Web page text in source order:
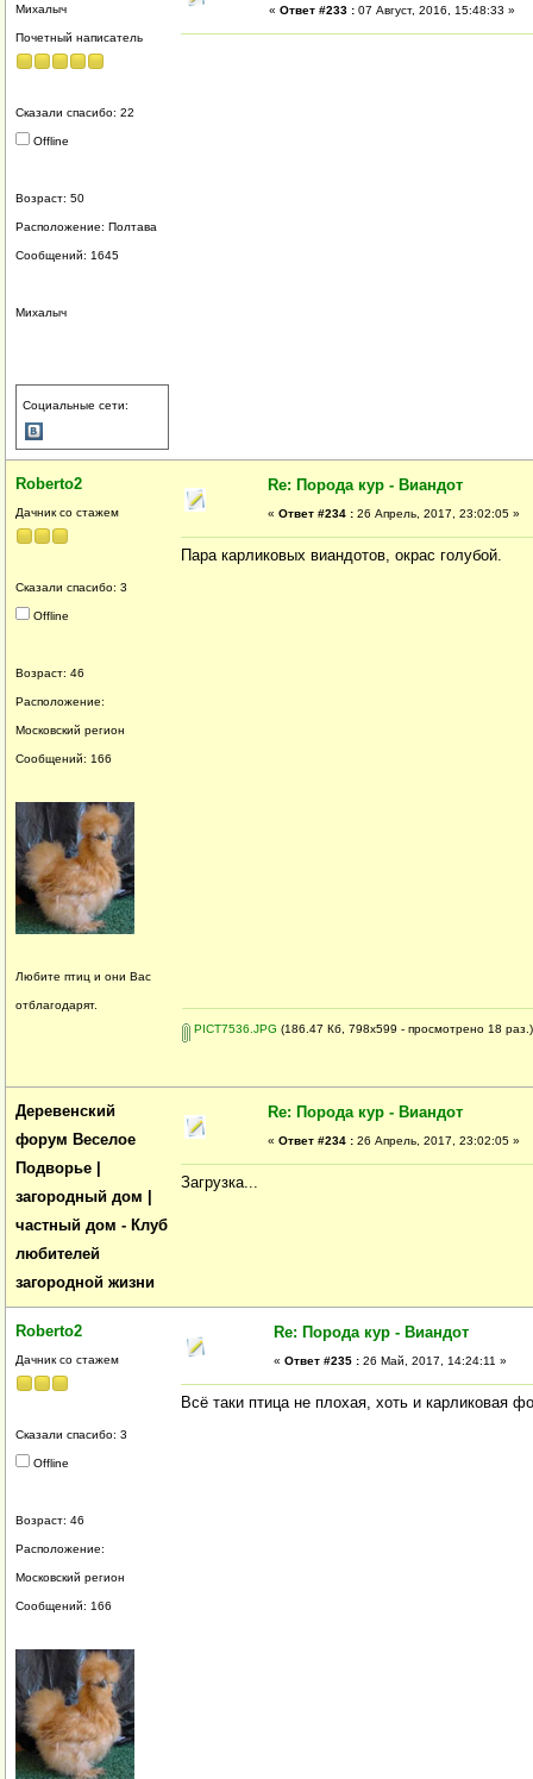
Михалыч
Почетный написатель
Сказали спасибо: 22
Offline
Возраст: 50
Расположение: Полтава
Сообщений: 1645
Михалыч
Социальные сети:
« Ответ #233 : 07 Август, 2016, 15:48:33 »
Roberto2
Дачник со стажем
Сказали спасибо: 3
Offline
Возраст: 46
Расположение:
Московский регион
Сообщений: 166
Любите птиц и они Вас
отблагодарят.
Re: Порода кур - Виандот
« Ответ #234 : 26 Апрель, 2017, 23:02:05 »
Пара карликовых виандотов, окрас голубой.
PICT7536.JPG (186.47 Кб, 798x599 - просмотрено 18 раз.)
Деревенский
форум Веселое
Подворье |
загородный дом |
частный дом - Клуб
любителей
загородной жизни
Re: Порода кур - Виандот
« Ответ #234 : 26 Апрель, 2017, 23:02:05 »
Загрузка...
Roberto2
Дачник со стажем
Сказали спасибо: 3
Offline
Возраст: 46
Расположение:
Московский регион
Сообщений: 166
Re: Порода кур - Виандот
« Ответ #235 : 26 Май, 2017, 14:24:11 »
Всё таки птица не плохая, хоть и карликовая